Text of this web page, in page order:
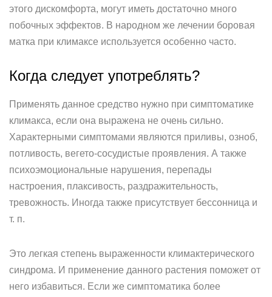
этого дискомфорта, могут иметь достаточно много
побочных эффектов. В народном же лечении боровая
матка при климаксе используется особенно часто.
Когда следует употреблять?
Применять данное средство нужно при симптоматике
климакса, если она выражена не очень сильно.
Характерными симптомами являются приливы, озноб,
потливость, вегето-сосудистые проявления. А также
психоэмоциональные нарушения, перепады
настроения, плаксивость, раздражительность,
тревожность. Иногда также присутствует бессонница и
т. п.
Это легкая степень выраженности климактерического
синдрома. И применение данного растения поможет от
него избавиться. Если же симптоматика более